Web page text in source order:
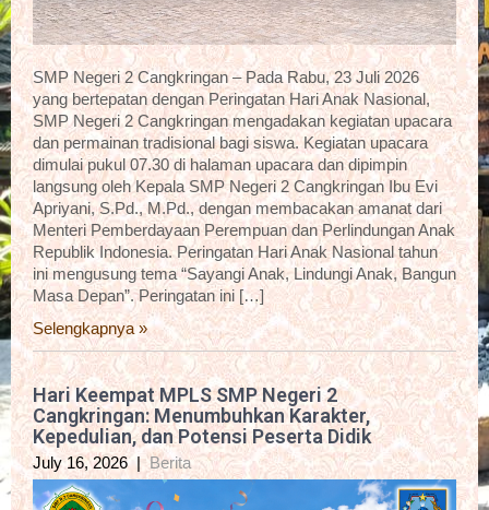
SMP Negeri 2 Cangkringan – Pada Rabu, 23 Juli 2026
yang bertepatan dengan Peringatan Hari Anak Nasional,
SMP Negeri 2 Cangkringan mengadakan kegiatan upacara
dan permainan tradisional bagi siswa. Kegiatan upacara
dimulai pukul 07.30 di halaman upacara dan dipimpin
langsung oleh Kepala SMP Negeri 2 Cangkringan Ibu Evi
Apriyani, S.Pd., M.Pd., dengan membacakan amanat dari
Menteri Pemberdayaan Perempuan dan Perlindungan Anak
Republik Indonesia. Peringatan Hari Anak Nasional tahun
ini mengusung tema “Sayangi Anak, Lindungi Anak, Bangun
Masa Depan”. Peringatan ini […]
Selengkapnya »
Hari Keempat MPLS SMP Negeri 2
Cangkringan: Menumbuhkan Karakter,
Kepedulian, dan Potensi Peserta Didik
July 16, 2026 |Berita